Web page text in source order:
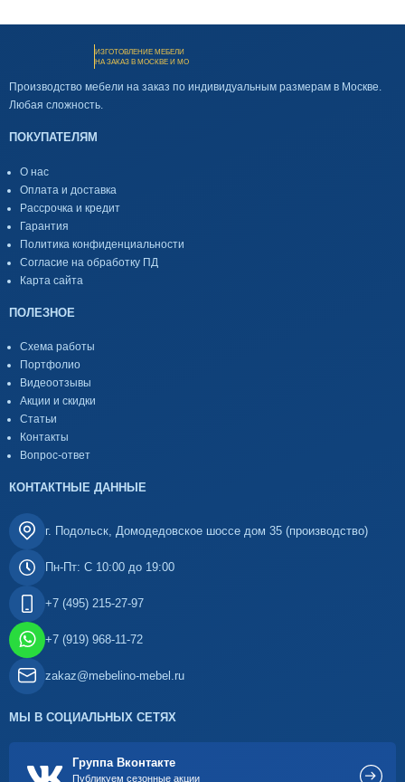
ИЗГОТОВЛЕНИЕ МЕБЕЛИ
НА ЗАКАЗ В МОСКВЕ И МО
Производство мебели на заказ по индивидуальным размерам в Москве.
Любая сложность.
ПОКУПАТЕЛЯМ
О нас
Оплата и доставка
Рассрочка и кредит
Гарантия
Политика конфиденциальности
Согласие на обработку ПД
Карта сайта
ПОЛЕЗНОЕ
Схема работы
Портфолио
Видеоотзывы
Акции и скидки
Статьи
Контакты
Вопрос-ответ
КОНТАКТНЫЕ ДАННЫЕ
г. Подольск, Домодедовское шоссе дом 35 (производство)
Пн-Пт: С 10:00 до 19:00
+7 (495) 215-27-97
+7 (919) 968-11-72
zakaz@mebelino-mebel.ru
МЫ В СОЦИАЛЬНЫХ СЕТЯХ
Группа Вконтакте
Публикуем сезонные акции